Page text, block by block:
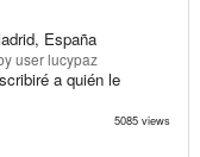
España
user lucypaz
a quién le
5085 views